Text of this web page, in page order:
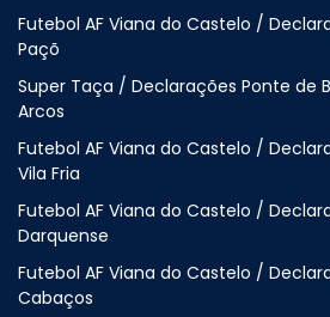
Futebol AF Viana do Castelo /
Paçõ
Super Taça / Declarações Ponte de
Arcos
Futebol AF Viana do Castelo /
Vila Fria
Futebol AF Viana do Castelo /
Darquense
Futebol AF Viana do Castelo /
Cabaços